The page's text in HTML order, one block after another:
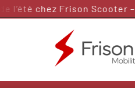
Passer
l’été chez Frison Scooter